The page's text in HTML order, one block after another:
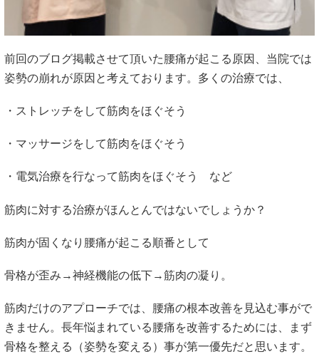
前回のブログ掲載させて頂いた腰痛が起こる原因、当院では
姿勢の崩れが原因と考えております。多くの治療では、
・ストレッチをして筋肉をほぐそう
・マッサージをして筋肉をほぐそう
・電気治療を行なって筋肉をほぐそう など
筋肉に対する治療がほんとんではないでしょうか？
筋肉が固くなり腰痛が起こる順番として
骨格が歪み→神経機能の低下→筋肉の凝り。
筋肉だけのアプローチでは、腰痛の根本改善を見込む事がで
きません。長年悩まれている腰痛を改善するためには、まず
骨格を整える（姿勢を変える）事が第一優先だと思います。